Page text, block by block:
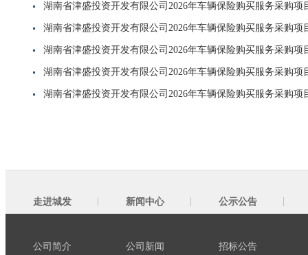
湖南省津盛投资开发有限公司2026年车辆保险购买服务采购
湖南省津盛投资开发有限公司2026年车辆保险购买服务采购
湖南省津盛投资开发有限公司2026年车辆保险购买服务采购
湖南省津盛投资开发有限公司2026年车辆保险购买服务采购
湖南省津盛投资开发有限公司2026年车辆保险购买服务采购项
走进城发
公司简介
新闻中心
公司新闻
公示公告
招标公告